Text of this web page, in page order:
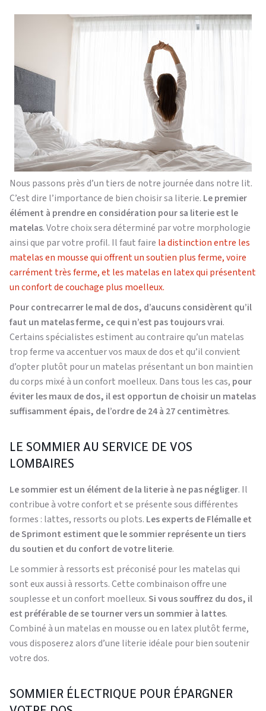
Nous passons près d’un tiers de notre journée dans notre lit.
C’est dire l’importance de bien choisir sa literie. Le premier
élément à prendre en considération pour sa literie est le
matelas. Votre choix sera déterminé par votre morphologie
ainsi que par votre profil. Il faut faire la distinction entre les
matelas en mousse qui offrent un soutien plus ferme, voire
carrément très ferme, et les matelas en latex qui présentent
un confort de couchage plus moelleux.
Pour contrecarrer le mal de dos, d’aucuns considèrent qu’il
faut un matelas ferme, ce qui n’est pas toujours vrai.
Certains spécialistes estiment au contraire qu’un matelas
trop ferme va accentuer vos maux de dos et qu’il convient
d’opter plutôt pour un matelas présentant un bon maintien
du corps mixé à un confort moelleux. Dans tous les cas, pour
éviter les maux de dos, il est opportun de choisir un matelas
suffisamment épais, de l’ordre de 24 à 27 centimètres.
LE SOMMIER AU SERVICE DE VOS
LOMBAIRES
Le sommier est un élément de la literie à ne pas négliger. Il
contribue à votre confort et se présente sous différentes
formes : lattes, ressorts ou plots. Les experts de Flémalle et
de Sprimont estiment que le sommier représente un tiers
du soutien et du confort de votre literie.
Le sommier à ressorts est préconisé pour les matelas qui
sont eux aussi à ressorts. Cette combinaison offre une
souplesse et un confort moelleux.Si vous souffrez du dos, il
est préférable de se tourner vers un sommier à lattes.
Combiné à un matelas en mousse ou en latex plutôt ferme,
vous disposerez alors d’une literie idéale pour bien soutenir
votre dos.
SOMMIER ÉLECTRIQUE POUR ÉPARGNER